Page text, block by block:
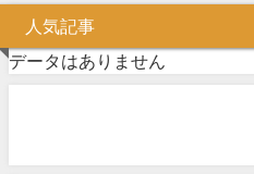
人気記事
データはありません